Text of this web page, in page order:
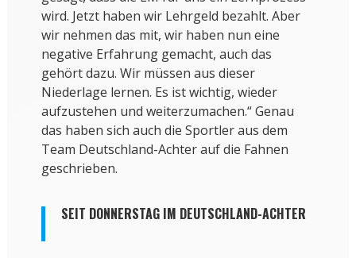
wird. Jetzt haben wir Lehrgeld bezahlt. Aber
wir nehmen das mit, wir haben nun eine
negative Erfahrung gemacht, auch das
gehört dazu. Wir müssen aus dieser
Niederlage lernen. Es ist wichtig, wieder
aufzustehen und weiterzumachen.“ Genau
das haben sich auch die Sportler aus dem
Team Deutschland-Achter auf die Fahnen
geschrieben.
SEIT DONNERSTAG IM DEUTSCHLAND-ACHTER